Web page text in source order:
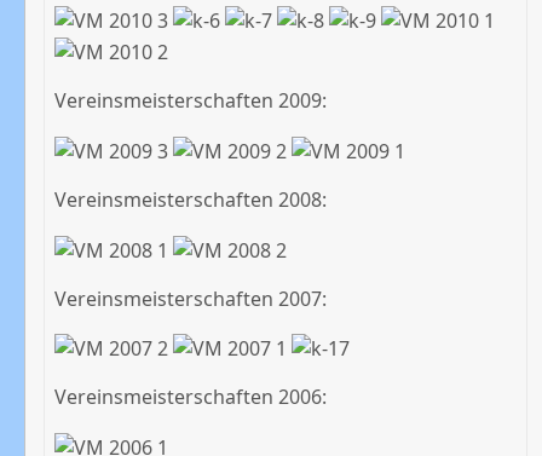
Vereinsmeisterschaften 2009:
Vereinsmeisterschaften 2008:
Vereinsmeisterschaften 2007:
Vereinsmeisterschaften 2006: